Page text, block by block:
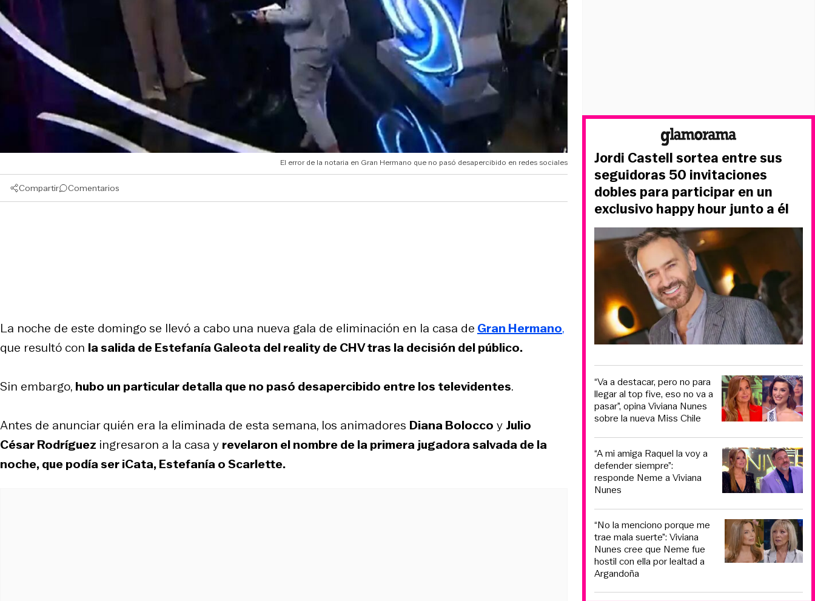
El error de la notaria en Gran Hermano que no pasó desapercibido en redes sociales
Compartir Comentarios
La noche de este domingo se llevó a cabo una nueva gala de eliminación en la casa de Gran Hermano,
que resultó con la salida de Estefanía Galeota del reality de CHV tras la decisión del público.
Sin embargo, hubo un particular detalla que no pasó desapercibido entre los televidentes.
Antes de anunciar quién era la eliminada de esta semana, los animadores Diana Bolocco y Julio
César Rodríguez ingresaron a la casa y revelaron el nombre de la primera jugadora salvada de la
noche, que podía ser iCata, Estefanía o Scarlette.
Jordi Castell sortea entre sus
seguidoras 50 invitaciones
dobles para participar en un
exclusivo happy hour junto a él
“Va a destacar, pero no para
llegar al top five, eso no va a
pasar”, opina Viviana Nunes
sobre la nueva Miss Chile
“A mi amiga Raquel la voy a
defender siempre”:
responde Neme a Viviana
Nunes
“No la menciono porque me
trae mala suerte”: Viviana
Nunes cree que Neme fue
hostil con ella por lealtad a
Argandoña